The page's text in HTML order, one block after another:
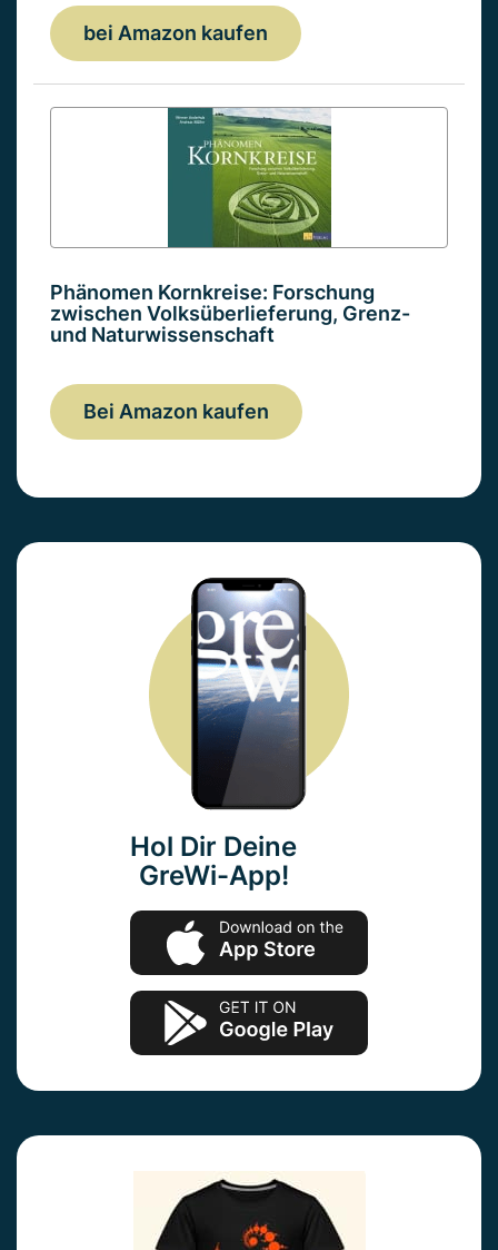
bei Amazon kaufen
Phänomen Kornkreise: Forschung
zwischen Volksüberlieferung, Grenz-
und Naturwissenschaft
Bei Amazon kaufen
Hol Dir Deine
GreWi-App!